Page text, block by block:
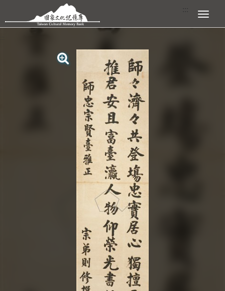
跳到主要內容區塊 展開選單